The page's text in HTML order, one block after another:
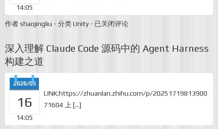
14:05
作者shaojingliu - 分类Unity - Unity-
源
配
试
已关闭评论
深入理解 Claude Code 源码中的 Agent Harness
构建之道
2026/05
16
14:05
LINK:https://zhuanlan.zhihu.com/p/20251719813900
71604 上 […]